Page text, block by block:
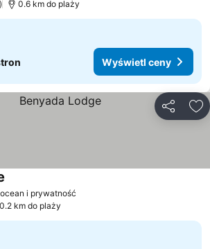
0.6 km do plaży
Wyświetl ceny
i prywatność
0.2 km do plaży